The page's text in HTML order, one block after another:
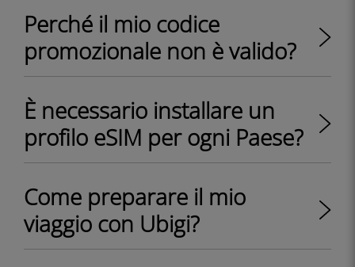
Perché il mio codice
promozionale non è valido?
È necessario installare un
profilo eSIM per ogni Paese?
Come preparare il mio
viaggio con Ubigi?